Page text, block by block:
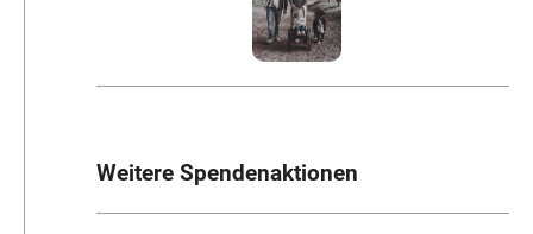
Weitere Spendenaktionen